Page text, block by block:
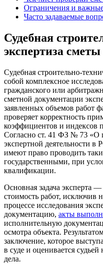
Ограничения и
Часто задаваемые
Судебная
экспертиза сметы
Судебная строительно-
собой комплексное
гражданского или
сметной документации
заявленных объемов работ
проверяет корректность
коэффициентов и индексов
Согласно ст. 41 ФЗ № 73 «О
экспертной деятельности в
имеют право проводить
государственными, при
квалификации.
Основная задача эксперта
стоимость работ, исключив
процессе исследования
документацию, акты
исполнительную
осмотра объекта.
заключение, которое
в суде и оценивается
дела.